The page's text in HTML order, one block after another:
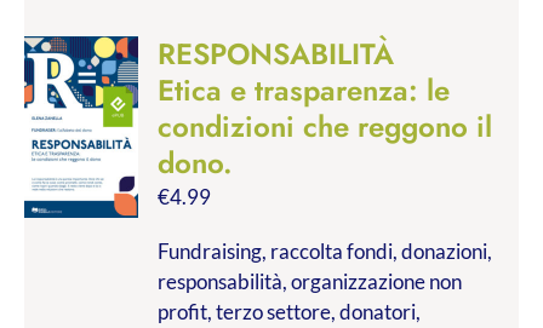
RESPONSABILITÀ
Etica e trasparenza: le
condizioni che reggono il
dono.
€4.99
Fundraising, raccolta fondi, donazioni,
responsabilità, organizzazione non
profit, terzo settore, donatori,